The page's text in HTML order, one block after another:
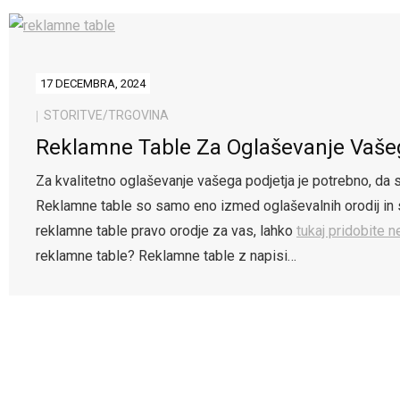
17 DECEMBRA, 2024
STORITVE/TRGOVINA
Reklamne Table Za Oglaševanje
Za kvalitetno oglaševanje vašega podjetja je potrebno,
Reklamne table so samo eno izmed oglaševalnih orodij
reklamne table pravo orodje za vas, lahko tukaj pridobite
reklamne table? Reklamne table z napisi…